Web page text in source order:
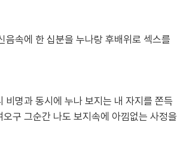
음속에 한 십분을 누나랑 후배위로 섹스를
비명과 동시에 누나 보지는 내 자지를 쫀득
구 그순간 나도 보지속에 아낌없는 사정을